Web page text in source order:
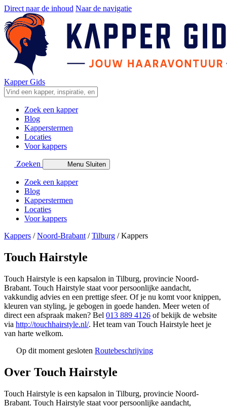
Direct naar de inhoud Naar de navigatie
Kapper Gids
Zoek een kapper
Blog
Kapperstermen
Locaties
Voor kappers
Zoeken Menu Sluiten
Zoek een kapper
Blog
Kapperstermen
Locaties
Voor kappers
Kappers /Noord-Brabant /Tilburg /Kappers
Touch Hairstyle
Touch Hairstyle is een kapsalon in Tilburg, provincie Noord-
Brabant. Touch Hairstyle staat voor persoonlijke aandacht,
vakkundig advies en een prettige sfeer. Of je nu komt voor knippen,
kleuren van styling, je gebogen in goede handen. Meer weten of
direct een afspraak maken? Bel 013 889 4126 of bekijk de website
via http://touchhairstyle.nl/. Het team van Touch Hairstyle heet je
van harte welkom.
Op dit moment gesloten Routebeschrijving
+
Over Touch Hairstyle
Touch Hairstyle is een kapsalon in Tilburg, provincie Noord-
Brabant. Touch Hairstyle staat voor persoonlijke aandacht,